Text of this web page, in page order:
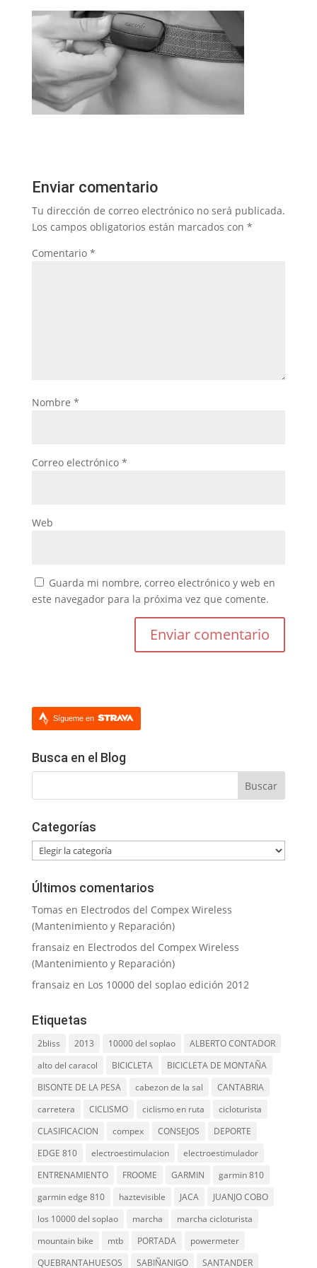
Enviar comentario
Tu dirección de correo electrónico no será publicada.
Los campos obligatorios están marcados con *
Comentario *
Nombre *
Correo electrónico *
Web
Guarda mi nombre, correo electrónico y web en
este navegador para la próxima vez que comente.
Sígueme en
Busca en el Blog
Categorías
Categorías
Últimos comentarios
Tomas en Electrodos del Compex Wireless
(Mantenimiento y Reparación)
fransaiz en Electrodos del Compex Wireless
(Mantenimiento y Reparación)
fransaiz en Los 10000 del soplao edición 2012
Etiquetas
2bliss 2013 10000 del soplao
ALBERTO CONTADOR
alto del caracol
BICICLETA
BICICLETA DE MONTAÑA
BISONTE DE LA PESA
cabezon de la sal
CANTABRIA
carretera
CICLISMO ciclismo en ruta
cicloturista
CLASIFICACION
compex CONSEJOS
DEPORTE
EDGE 810
electroestimulacion
electroestimulador
ENTRENAMIENTO
FROOME GARMIN
garmin 810
garmin edge 810
haztevisible JACA
JUANJO COBO
los 10000 del soplao
marcha
marcha cicloturista
mountain bike
mtb PORTADA
powermeter
QUEBRANTAHUESOS
SABIÑANIGO SANTANDER